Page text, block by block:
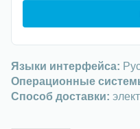
Языки интерфейса:
Операционные
Способ доставки: